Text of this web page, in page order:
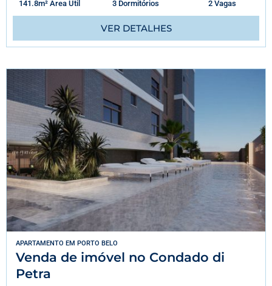
141.8m² Área Útil 3 Dormitórios 2 Vagas
VER DETALHES
APARTAMENTO EM PORTO BELO
Venda de imóvel no Condado di
Petra